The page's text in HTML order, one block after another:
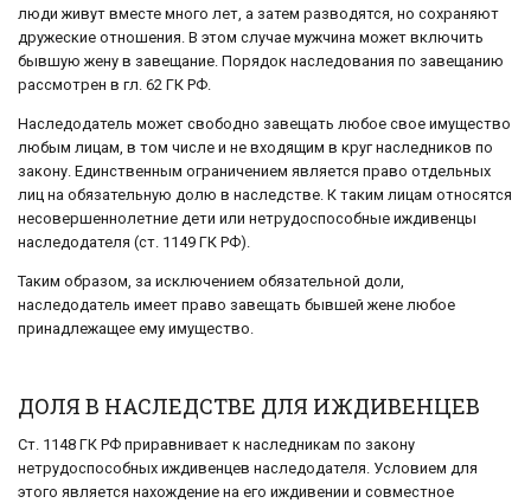
люди живут вместе много лет, а затем разводятся, но сохраняют
дружеские отношения. В этом случае мужчина может включить
бывшую жену в завещание. Порядок наследования по завещанию
рассмотрен в гл. 62 ГК РФ.
Наследодатель может свободно завещать любое свое имущество
любым лицам, в том числе и не входящим в круг наследников по
закону. Единственным ограничением является право отдельных
лиц на обязательную долю в наследстве. К таким лицам относятся
несовершеннолетние дети или нетрудоспособные иждивенцы
наследодателя (ст. 1149 ГК РФ).
Таким образом, за исключением обязательной доли,
наследодатель имеет право завещать бывшей жене любое
принадлежащее ему имущество.
ДОЛЯ В НАСЛЕДСТВЕ ДЛЯ ИЖДИВЕНЦЕВ
Ст. 1148 ГК РФ приравнивает к наследникам по закону
нетрудоспособных иждивенцев наследодателя. Условием для
этого является нахождение на его иждивении и совместное